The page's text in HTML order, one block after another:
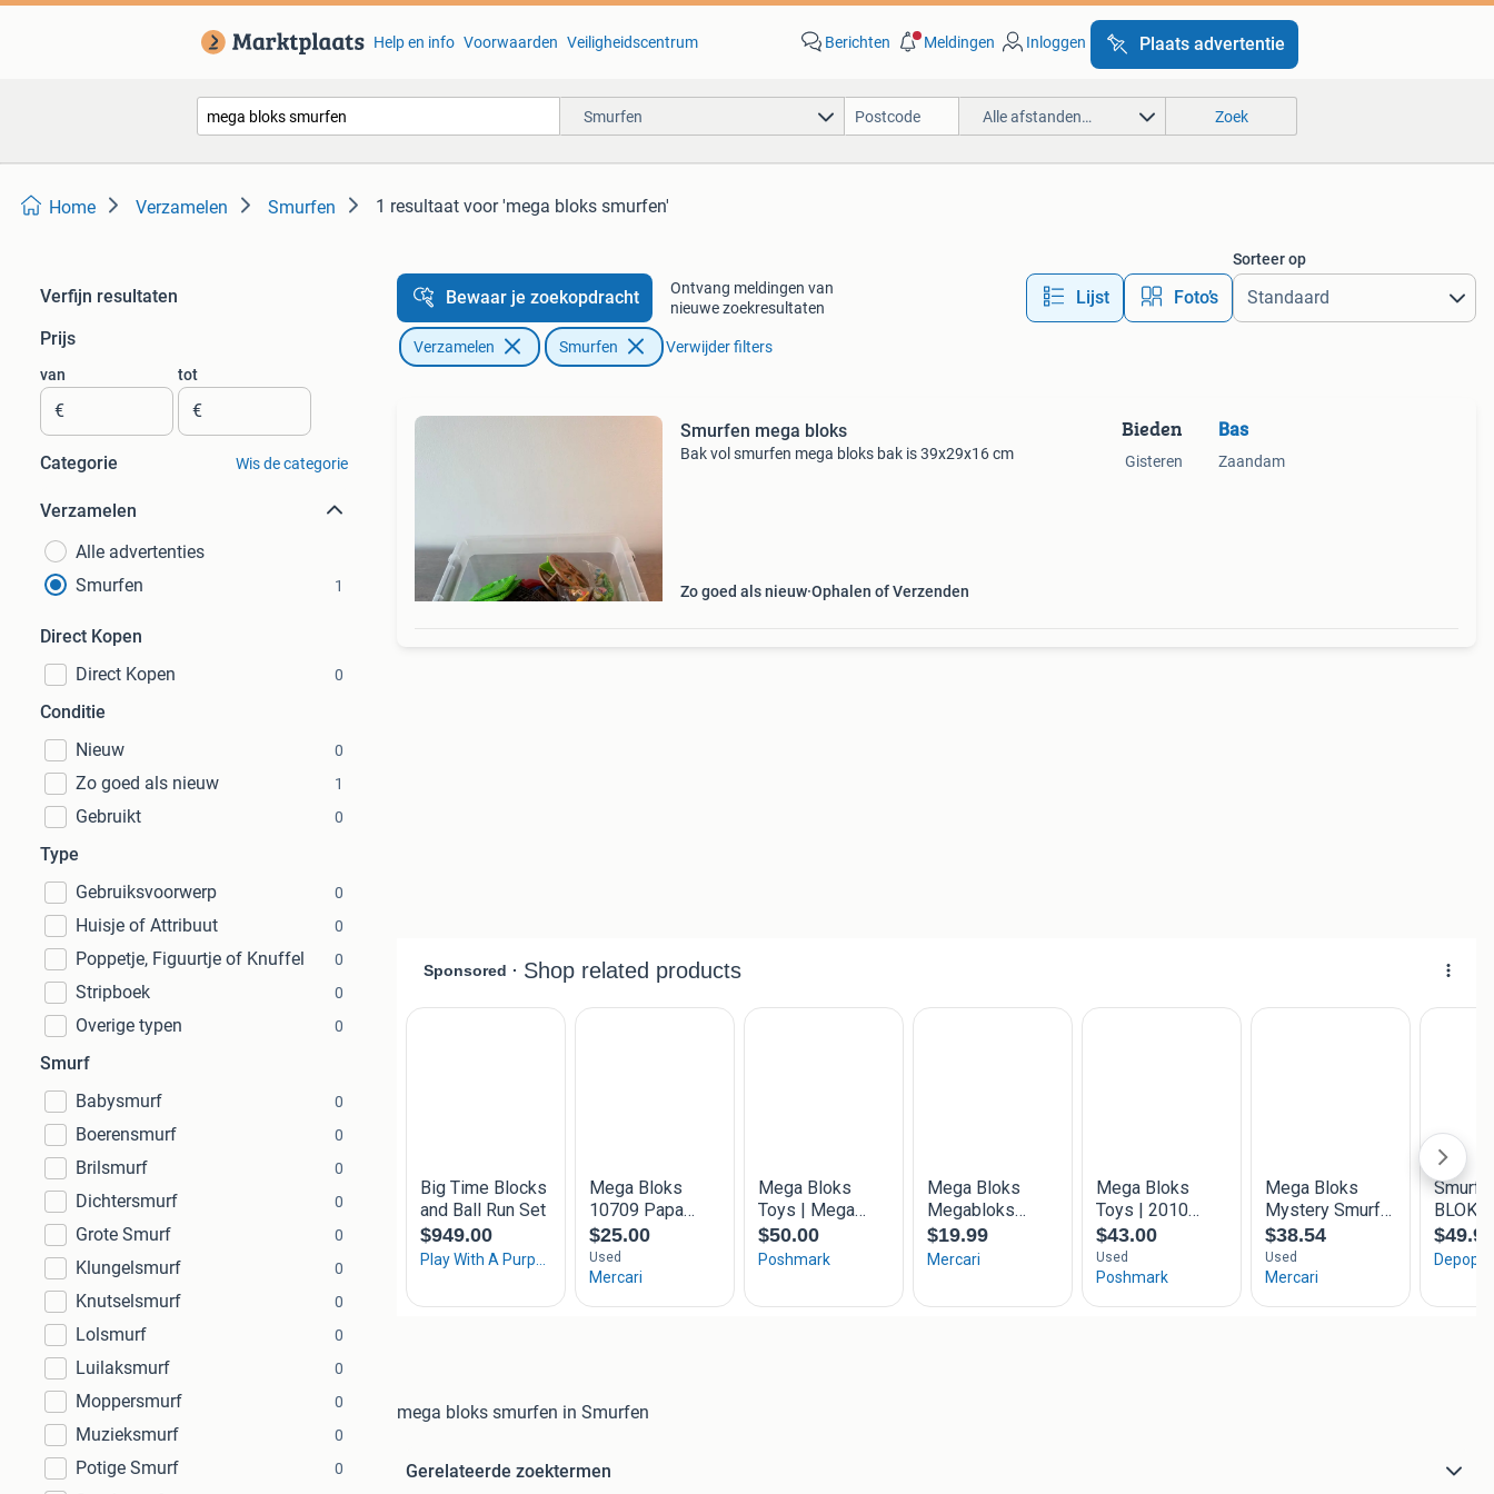
Help en info Voorwaarden Veiligheidscentrum Berichten Meldingen Inloggen Plaats advertentie
Smurfen Alle afstanden… Zoek
Home Verzamelen Smurfen 1 resultaat voor 'mega bloks smurfen'
Verfijn resultaten
Prijs
van
€
tot
€
Categorie Wis de categorie
Verzamelen
Alle advertenties
Smurfen
1
Direct Kopen
Direct Kopen
0
Conditie
Nieuw
0
Zo goed als nieuw 1
Gebruikt 0
Type
Gebruiksvoorwerp
0
Huisje of Attribuut 0
Poppetje, Figuurtje of Knuffel 0
Stripboek 0
Overige typen 0
Smurf
Babysmurf
0
Boerensmurf 0
Brilsmurf 0
Dichtersmurf 0
Grote Smurf 0
Klungelsmurf 0
Knutselsmurf 0
Lolsmurf 0
Luilaksmurf 0
Moppersmurf 0
Muzieksmurf 0
Potige Smurf 0
Bewaar je zoekopdracht
Ontvang meldingen van
nieuwe zoekresultaten
Lijst Foto’s
Sorteer op
Verzamelen Smurfen Verwijder filters
Smurfen mega bloks
Bak vol smurfen mega bloks bak is 39x29x16 cm
Zo goed als nieuw Ophalen of Verzenden
Bieden
Gisteren
Bas
Zaandam
mega bloks smurfen in Smurfen
Gerelateerde zoektermen